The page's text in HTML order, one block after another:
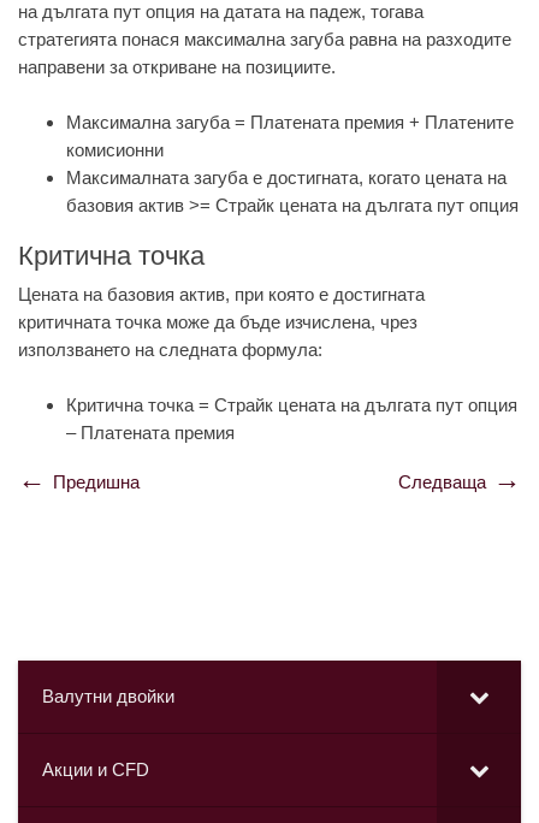
на дългата пут опция на датата на падеж, тогава
стратегията понася максимална загуба равна на разходите
направени за откриване на позициите.
Максимална загуба = Платената премия + Платените
комисионни
Максималната загуба е достигната, когато цената на
базовия актив >= Страйк цената на дългата пут опция
Критична точка
Цената на базовия актив, при която е достигната
критичната точка може да бъде изчислена, чрез
използването на следната формула:
Критична точка = Страйк цената на дългата пут опция
– Платената премия
Навигация
Предишна Следваща
Валутни двойки
Акции и CFD